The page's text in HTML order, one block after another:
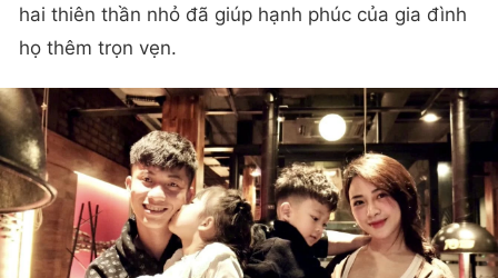
hai thiên thần nhỏ đã giúp hạnh phúc của gia đình
họ thêm trọn vẹn.